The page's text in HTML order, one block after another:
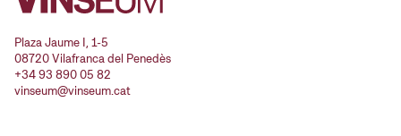
Plaza Jaume I, 1-5
08720 Vilafranca del Penedès
+34 93 890 05 82
vinseum@vinseum.cat